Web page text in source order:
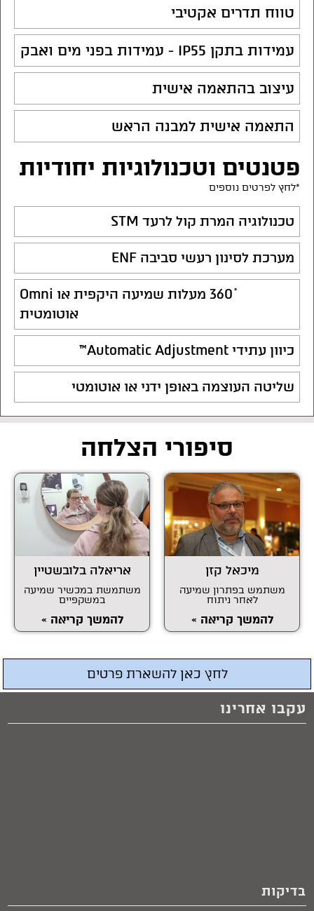
טווח תדרים אקטיבי
עמידות בתקן IP55 - עמידות בפני מים ואבק
עיצוב בהתאמה אישית
התאמה אישית למבנה הראש
פטנטים וטכנולוגיות יחודיות
*לחץ לפרטים נוספים
טכנולוגיה המרת קול לרעד STM
מערכת לסינון רעשי סביבה ENF
˚360 מעלות שמיעה היקפית או Omni
אוטומטית
כיוון עתידי Automatic Adjustment™
שליטה העוצמה באופן ידני או אוטומטי
סיפורי הצלחה
מיכאל קזן
משתמש בפתרון שמיעה
לאחר ניתוח
להמשך קריאה »
אריאלה בלובשטיין
משתמשת במכשיר שמיעה
במשקפיים
להמשך קריאה »
לחץ כאן להשארת פרטים
עקבו אחרינו
בדיקות